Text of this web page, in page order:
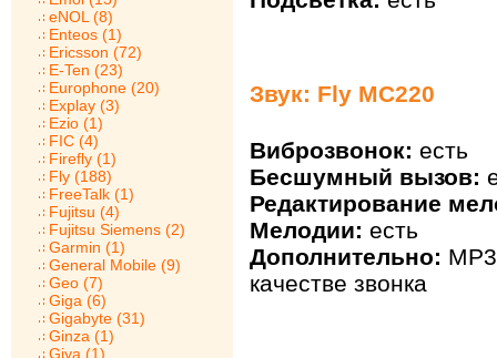
eNOL (8)
Enteos (1)
Ericsson (72)
E-Ten (23)
Europhone (20)
Explay (3)
Ezio (1)
FIC (4)
Firefly (1)
Fly (188)
FreeTalk (1)
Fujitsu (4)
Fujitsu Siemens (2)
Garmin (1)
General Mobile (9)
Geo (7)
Giga (6)
Gigabyte (31)
Ginza (1)
Giya (1)
Звук: Fly MC220
Виброзвонок: есть
Бесшумный вызов:
Редактирование
Мелодии: есть
Дополнительно:
качестве звонка